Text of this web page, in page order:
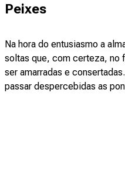
Peixes
Na hora do entusiasmo a
soltas que, com certeza, no
ser amarradas e
passar despercebidas as